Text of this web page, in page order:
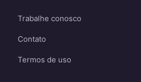
Trabalhe conosco
Contato
Termos de uso